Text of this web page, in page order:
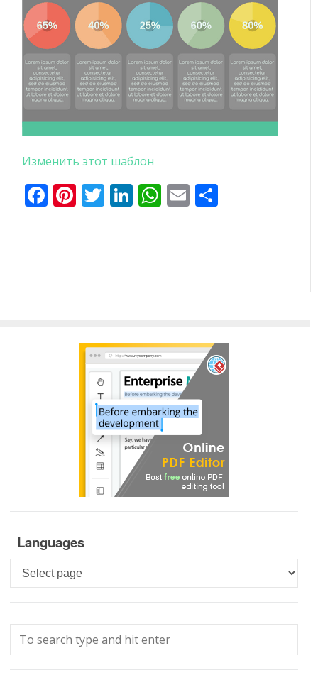
Изменить этот шаблон
Facebook
Pinterest
Twitter
LinkedIn
WhatsApp
Email
Languages
Languages